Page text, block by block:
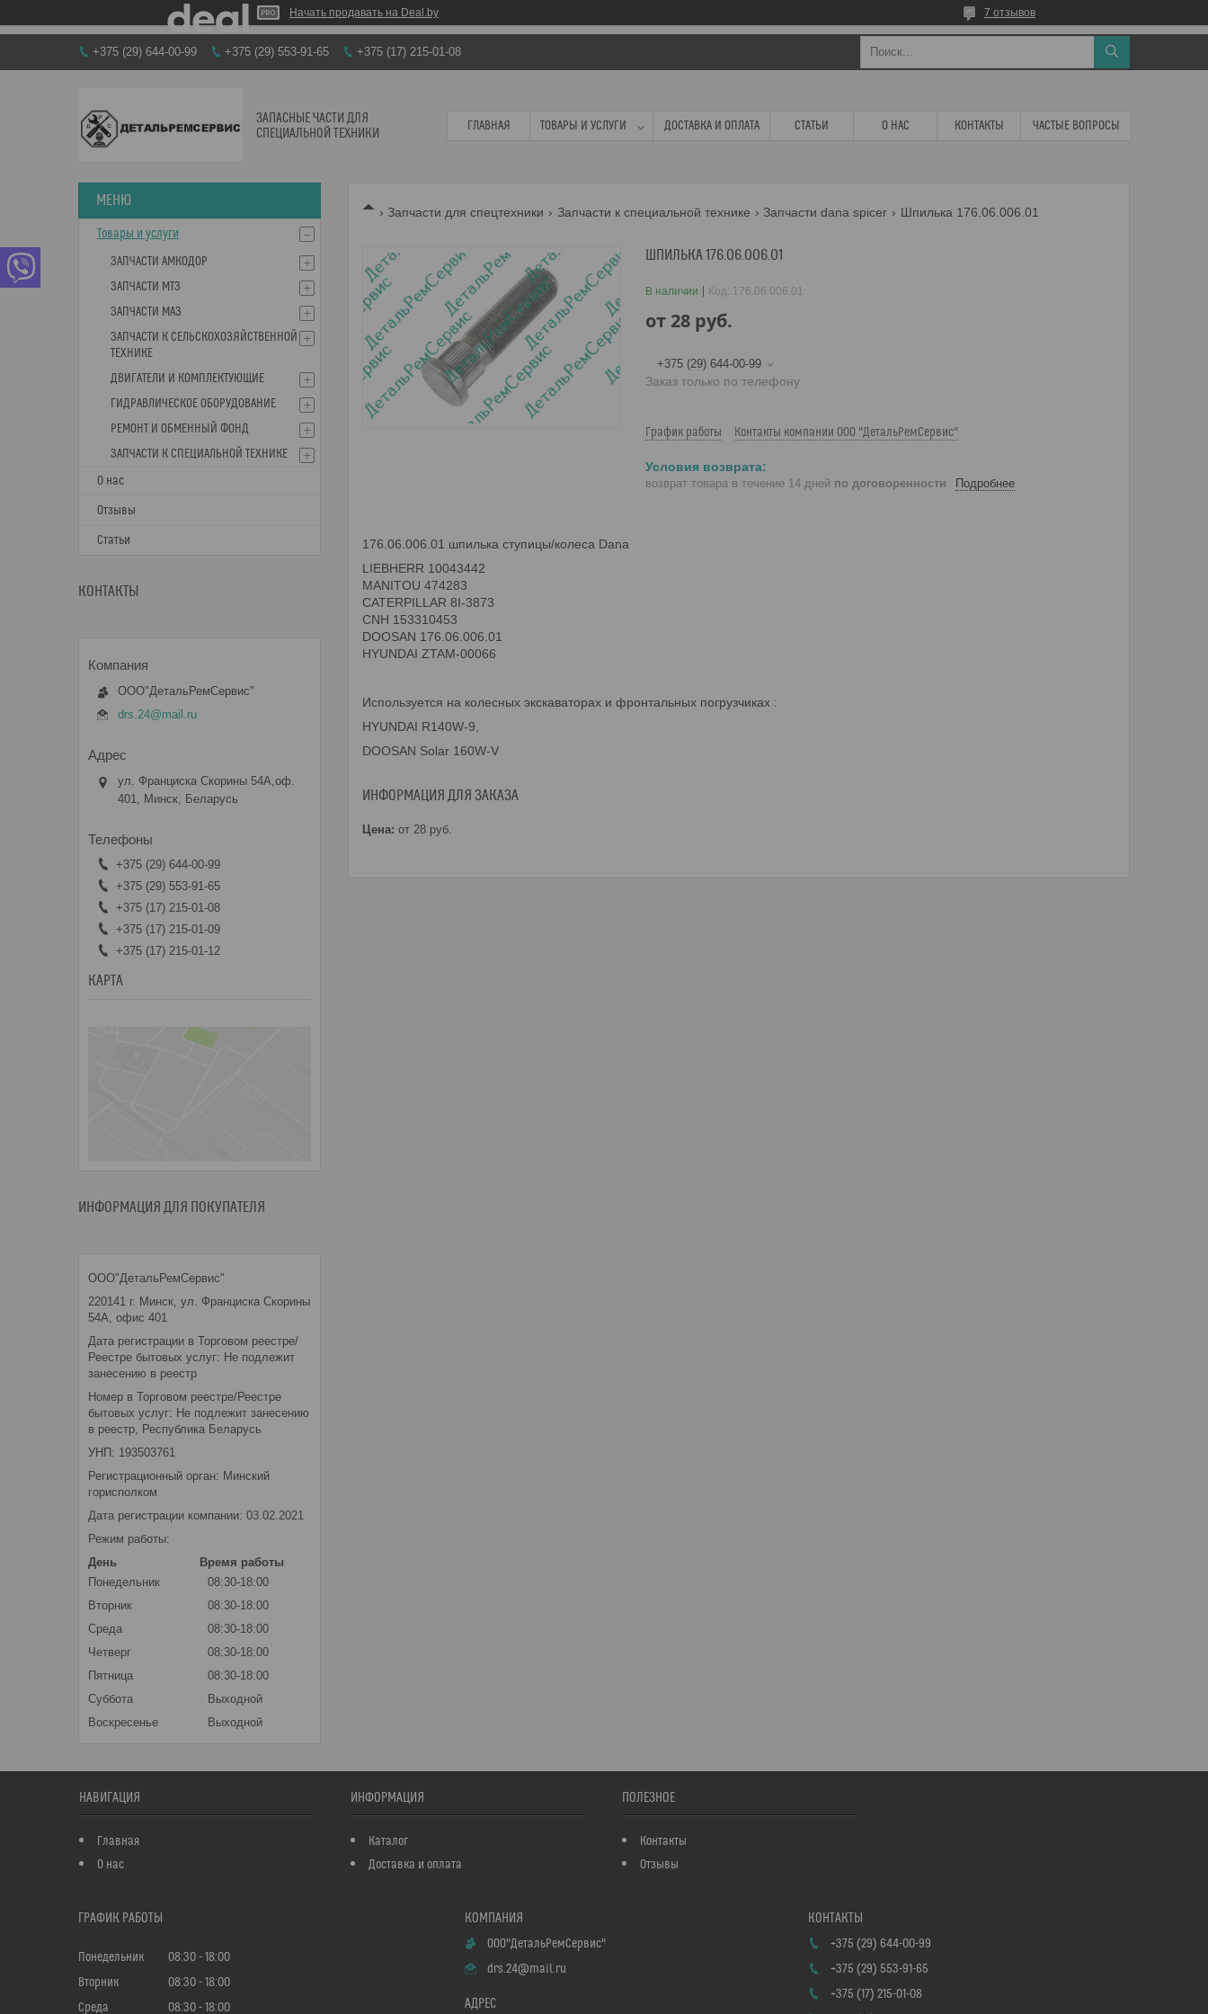
Начать продавать на Deal.by 7 отзывов
+375 (29) 644-00-99 +375 (29) 553-91-65 +375 (17) 215-01-08
ЗАПАСНЫЕ ЧАСТИ ДЛЯ
СПЕЦИАЛЬНОЙ ТЕХНИКИ
ГЛАВНАЯ ТОВАРЫ И УСЛУГИ ДОСТАВКА И ОПЛАТА СТАТЬИ О НАС КОНТАКТЫ ЧАСТЫЕ ВОПРОСЫ
Запчасти для спецтехники Запчасти к специальной технике Запчасти dana spicer Шпилька 176.06.006.01
ШПИЛЬКА 176.06.006.01
В наличии Код: 176.06.006.01
от 28 руб.
+375 (29) 644-00-99
Заказ только по телефону
График работы Контакты компании ООО "ДетальРемСервис"
возврат товара в течение 14 дней по договоренности Подробнее
176.06.006.01 шпилька ступицы/колеса Dana
LIEBHERR 10043442
MANITOU 474283
CATERPILLAR 8I-3873
CNH 153310453
DOOSAN 176.06.006.01
HYUNDAI ZTAM-00066
Используется на колесных экскаваторах и фронтальных погрузчиках :
HYUNDAI R140W-9,
DOOSAN Solar 160W-V
ИНФОРМАЦИЯ ДЛЯ ЗАКАЗА
Цена: от 28 руб.
Товары и услуги
ЗАПЧАСТИ АМКОДОР
ЗАПЧАСТИ МТЗ
ЗАПЧАСТИ МАЗ
ЗАПЧАСТИ К СЕЛЬСКОХОЗЯЙСТВЕННОЙ
ТЕХНИКЕ
ДВИГАТЕЛИ И КОМПЛЕКТУЮЩИЕ
ГИДРАВЛИЧЕСКОЕ ОБОРУДОВАНИЕ
РЕМОНТ И ОБМЕННЫЙ ФОНД
ЗАПЧАСТИ К СПЕЦИАЛЬНОЙ ТЕХНИКЕ
О нас
Отзывы
Статьи
КОНТАКТЫ
ООО"ДетальРемСервис"
drs.24@mail.ru
ул. Франциска Скорины 54А,оф.
401, Минск, Беларусь
+375 (29) 644-00-99
+375 (29) 553-91-65
+375 (17) 215-01-08
+375 (17) 215-01-09
+375 (17) 215-01-12
КАРТА
ИНФОРМАЦИЯ ДЛЯ ПОКУПАТЕЛЯ
ООО"ДетальРемСервис"
220141 г. Минск, ул. Франциска Скорины
54А, офис 401
Дата регистрации в Торговом реестре/
Реестре бытовых услуг: Не подлежит
занесению в реестр
Номер в Торговом реестре/Реестре
бытовых услуг: Не подлежит занесению
в реестр, Республика Беларусь
УНП: 193503761
Регистрационный орган: Минский
горисполком
Дата регистрации компании: 03.02.2021
Режим работы:
День
Время работы
Понедельник
08:30-18:00
Вторник
08:30-18:00
Среда
08:30-18:00
Четверг
08:30-18:00
Пятница
08:30-18:00
Суббота
Выходной
Воскресенье
Выходной
НАВИГАЦИЯ
Главная
О нас
ИНФОРМАЦИЯ
Каталог
Доставка и оплата
ПОЛЕЗНОЕ
Контакты
Отзывы
ГРАФИК РАБОТЫ
Понедельник 08:30
18:00
Вторник
08:30
18:00
Среда
08:30 18:00
ООО"ДетальРемСервис"
drs.24@mail.ru
+375 (29) 644-00-99
+375 (29) 553-91-65
+375 (17) 215-01-08